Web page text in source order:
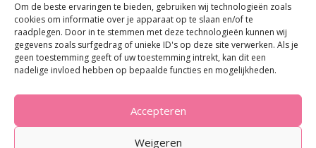
Om de beste ervaringen te bieden, gebruiken wij technologieën zoals
cookies om informatie over je apparaat op te slaan en/of te
raadplegen. Door in te stemmen met deze technologieën kunnen wij
gegevens zoals surfgedrag of unieke ID's op deze site verwerken. Als je
geen toestemming geeft of uw toestemming intrekt, kan dit een
nadelige invloed hebben op bepaalde functies en mogelijkheden.
Accepteren
Weigeren
Alle teksten en foto's op deze site zijn eigendom van Mamagisch.
Teksten en foto's van Mamagisch mogen onder geen beding
zonder toestemming worden overgenomen. Wanneer er gebruik
wordt gemaakt van teksten en foto's van derden, zal dit
uitdrukkelijk worden vermeld.